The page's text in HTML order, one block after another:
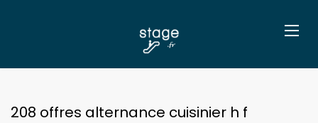
208 offres alternance cuisinier h f